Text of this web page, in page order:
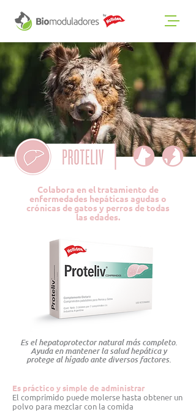
Colabora en el tratamiento de
enfermedades hepáticas agudas o
crónicas de gatos y perros de todas
las edades.
Es el hepatoprotector natural más completo.
Ayuda en mantener la salud hepática y
protege al hígado ante diversos factores.
Es práctico y simple de administrar
El comprimido puede molerse hasta obtener un
polvo para mezclar con la comida